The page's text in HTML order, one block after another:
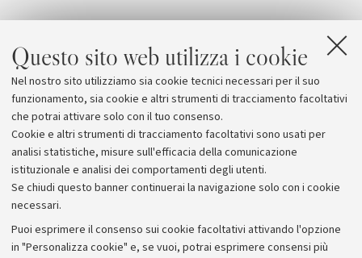
Questo sito web utilizza i cookie
Nel nostro sito utilizziamo sia cookie tecnici necessari per il suo
funzionamento, sia cookie e altri strumenti di tracciamento facoltativi
che potrai attivare solo con il tuo consenso.
Cookie e altri strumenti di tracciamento facoltativi sono usati per
analisi statistiche, misure sull'efficacia della comunicazione
istituzionale e analisi dei comportamenti degli utenti.
Se chiudi questo banner continuerai la navigazione solo con i cookie
necessari.
Puoi esprimere il consenso sui cookie facoltativi attivando l'opzione
in "Personalizza cookie" e, se vuoi, potrai esprimere consensi più
Archivio
Comunicati stampa